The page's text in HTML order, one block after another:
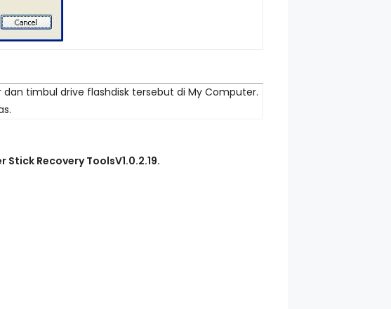
timbul drive flashdisk tersebut di My Computer.
Stick Recovery ToolsV1.0.2.19.